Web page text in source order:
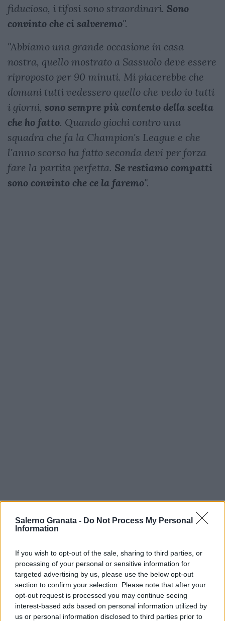
Salerno Granata - Do Not Process My Personal
Information
If you wish to opt-out of the sale, sharing to third parties, or
processing of your personal or sensitive information for
targeted advertising by us, please use the below opt-out
section to confirm your selection. Please note that after your
opt-out request is processed you may continue seeing
interest-based ads based on personal information utilized by
us or personal information disclosed to third parties prior to
fiducioso, i tifosi sono straordinari. Sono
convinto che ci salveremo".
"Abbiamo una grande occasione in casa
nostra, quello mostrato a Sassuolo deve essere
riproposto per 90 minuti. Mi piacerebbe che
domani tutti vedessero quello che vedo io tutti
i giorni, sono sempre più contento della scelta
che ho fatto. Quando giochi contro una
squadra che fa la Champion's League e che
l'anno scorso ha fatto seconda devi per forza
fare la partita perfetta. Se restiamo compatti
sono convinto che ce la faremo".